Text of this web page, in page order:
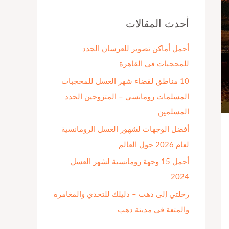
ث
ن
:
أحدث المقالات
أجمل أماكن تصوير للعرسان الجدد
للمحجبات في القاهرة
10 مناطق لقضاء شهر العسل للمحجبات
المسلمات رومانسي – المتزوجين الجدد
المسلمين
أفضل الوجهات لشهور العسل الرومانسية
لعام 2026 حول العالم
أجمل 15 وجهة رومانسية لشهر العسل
2024
رحلتي إلى دهب – دليلك للتحدي والمغامرة
والمتعة في مدينة دهب